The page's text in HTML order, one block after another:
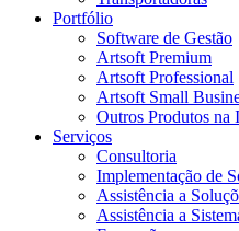
Portfólio
Software de Gestão
Artsoft Premium
Artsoft Professional
Artsoft Small
Outros Produtos na
Serviços
Consultoria
Implementação de
Assistência a
Assistência a